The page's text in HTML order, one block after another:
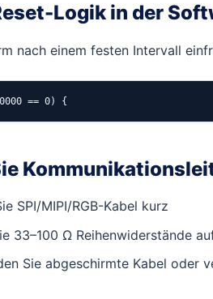
Logik in der
nach einem festen Intervall
== 0) {
SPI/MIPI/RGB-Kabel kurz
33–100 Ω Reihenwiderstände
Sie abgeschirmte Kabel oder